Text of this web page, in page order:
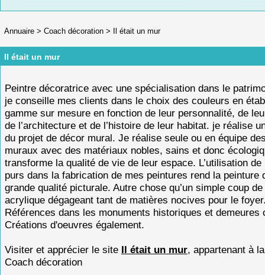
Annuaire > Coach décoration > Il était un mur
Il était un mur
Peintre décoratrice avec une spécialisation dans le
je conseille mes clients dans le choix des couleurs en
gamme sur mesure en fonction de leur personnalité, de
de l’architecture et de l’histoire de leur habitat. je réalise
du projet de décor mural. Je réalise seule ou en équipe
muraux avec des matériaux nobles, sains et donc
transforme la qualité de vie de leur espace. L’utilisation de
purs dans la fabrication de mes peintures rend la peinture
grande qualité picturale. Autre chose qu’un simple coup
acrylique dégageant tant de matières nocives pour le
Références dans les monuments historiques et demeures
Créations d'oeuvres également.
Visiter et apprécier le site Il était un mur, appartenant à
Coach décoration